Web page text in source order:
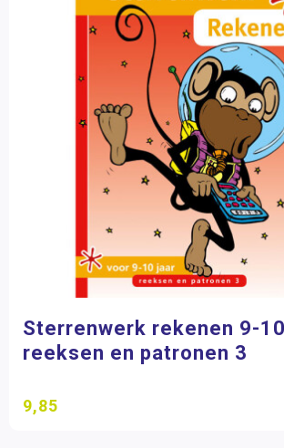
Sterrenwerk rekenen 9-
reeksen en patronen 3
9,85